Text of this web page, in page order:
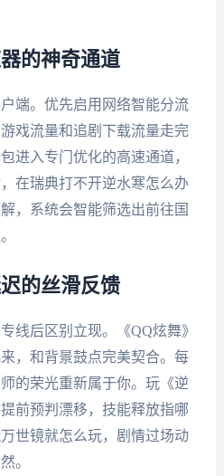
的神奇通道
端。优先启用网络智能分流
戏流量和追剧下载流量走完
进入专门优化的高速通道，
在瑞典打不开逆水寒怎么办
，系统会智能筛选出前往国
的丝滑反馈
线后区别立现。《QQ炫舞》
，和背景鼓点完美契合。每
的荣光重新属于你。玩《逆
前预判漂移，技能释放指哪
世镜就怎么玩，剧情过场动
。